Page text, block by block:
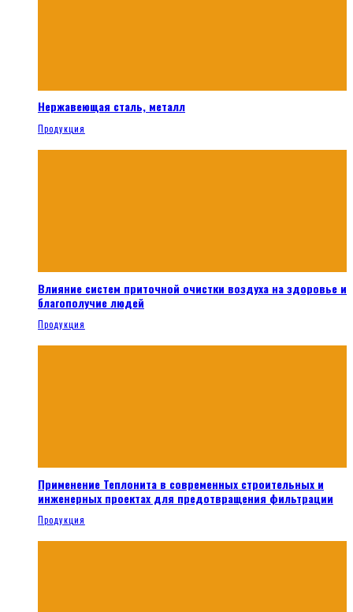
Нержавеющая сталь, металл
Продукция
Влияние систем приточной очистки воздуха на здоровье и
благополучие людей
Продукция
Применение Теплонита в современных строительных и
инженерных проектах для предотвращения фильтрации
Продукция